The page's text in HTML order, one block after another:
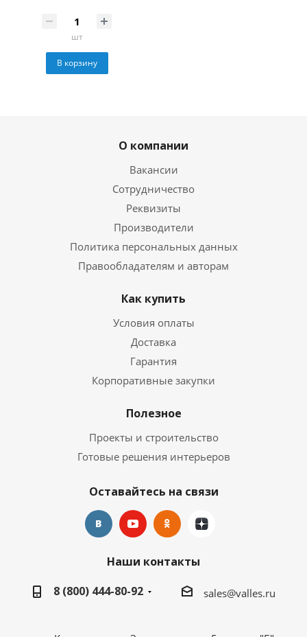
шт
В корзину
О компании
Вакансии
Сотрудничество
Реквизиты
Производители
Политика персональных данных
Правообладателям и авторам
Как купить
Условия оплаты
Доставка
Гарантия
Корпоративные закупки
Полезное
Проекты и строительство
Готовые решения интерьеров
Оставайтесь на связи
Наши контакты
8 (800) 444-80-92
sales@valles.ru